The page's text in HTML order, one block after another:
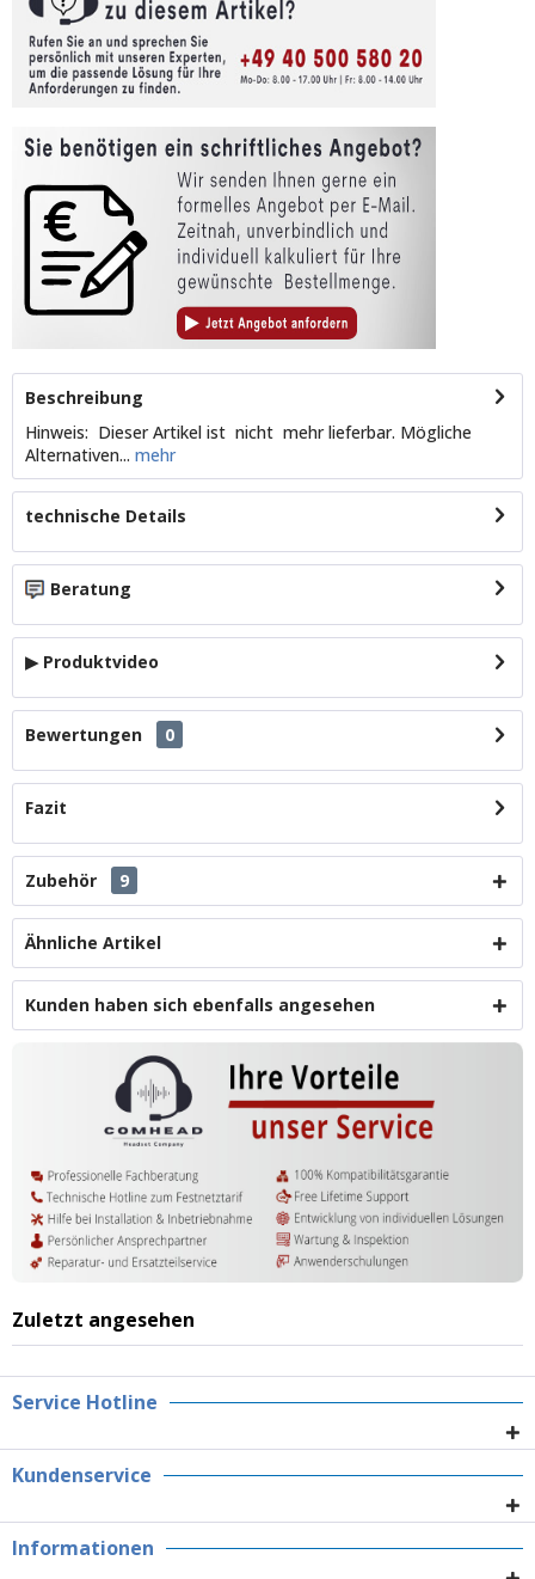
Beschreibung
Hinweis: Dieser Artikel ist nicht mehr lieferbar. Mögliche
Alternativen... mehr
technische Details
Beratung
▶ Produktvideo
Bewertungen 0
Fazit
Zubehör 9
Ähnliche Artikel
Kunden haben sich ebenfalls angesehen
Zuletzt angesehen
Service Hotline
Kundenservice
Informationen